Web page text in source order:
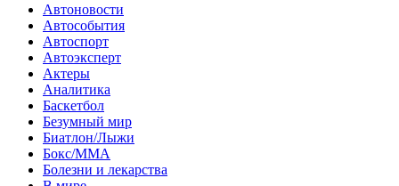
Автоновости
Автособытия
Автоспорт
Автоэксперт
Актеры
Аналитика
Баскетбол
Безумный мир
Биатлон/Лыжи
Бокс/MMA
Болезни и лекарства